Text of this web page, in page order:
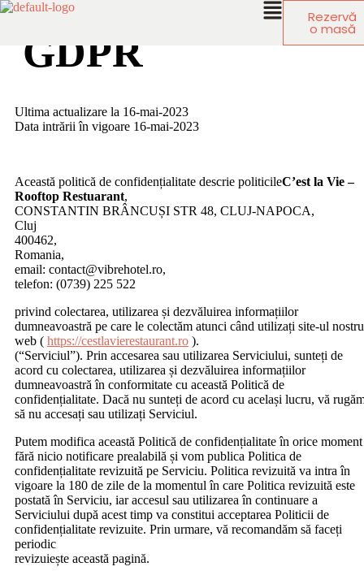
Rezervă
o masă
GDPR
Ultima actualizare la 16-mai-2023
Data intrării în vigoare 16-mai-2023
Această politică de confidențialitate descrie politicileC’est la Vie –
Rooftop Restuarant,
CONSTANTIN BRÂNCUȘI STR 48, CLUJ-NAPOCA,
Cluj
400462,
Romania,
email: contact@vibrehotel.ro,
telefon: (0739) 225 522
privind colectarea, utilizarea și dezvăluirea informațiilor
dumneavoastră pe care le colectăm atunci când utilizați site-ul nostru
web ( https://cestlavierestaurant.ro ).
(“Serviciul”). Prin accesarea sau utilizarea Serviciului, sunteți de
acord cu colectarea, utilizarea și dezvăluirea informațiilor
dumneavoastră în conformitate cu această Politică de
confidențialitate. Dacă nu sunteți de acord cu același lucru, vă
să nu accesați sau utilizați Serviciul.
Putem modifica această Politică de confidențialitate în orice moment
fără nicio notificare prealabilă și vom publica Politica de
confidențialitate revizuită pe Serviciu. Politica revizuită va intra în
vigoare la 180 de zile de la momentul în care Politica revizuită este
postată în Serviciu, iar accesul sau utilizarea în continuare a
Serviciului după acest timp va constitui acceptarea Politicii de
confidențialitate revizuite. Prin urmare, vă recomandăm să faceți
periodic
revizuiește această pagină.